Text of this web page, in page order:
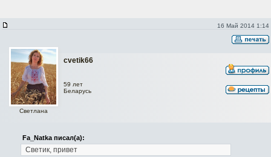
16 Май 2014 1:14
cvetik66
Светлана
59 лет
Беларусь
Fa_Natka писал(а):
Светик, привет